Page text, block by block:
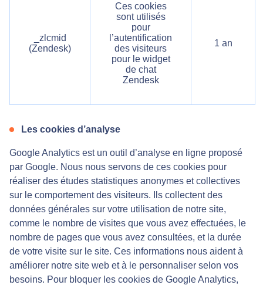
_zlcmid
(Zendesk)
Ces cookies
sont utilisés
pour
l’autentification
des visiteurs
pour le widget
de chat
Zendesk
1 an
Les cookies d’analyse
Google Analytics est un outil d’analyse en ligne proposé
par Google. Nous nous servons de ces cookies pour
réaliser des études statistiques anonymes et collectives
sur le comportement des visiteurs. Ils collectent des
données générales sur votre utilisation de notre site,
comme le nombre de visites que vous avez effectuées, le
nombre de pages que vous avez consultées, et la durée
de votre visite sur le site. Ces informations nous aident à
améliorer notre site web et à le personnaliser selon vos
besoins. Pour bloquer les cookies de Google Analytics,